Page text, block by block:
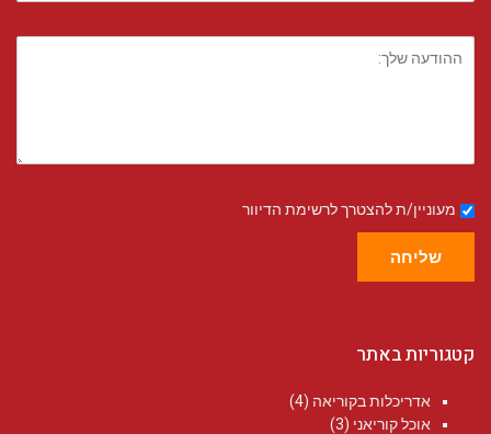
מעוניין/ת להצטרך לרשימת הדיוור
שליחה
קטגוריות באתר
אדריכלות בקוריאה (4)
אוכל קוריאני (3)